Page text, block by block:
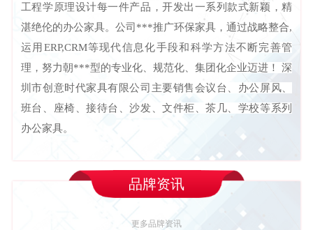
工程学原理设计每一件产品，开发出一系列款式新颖，精
湛绝伦的办公家具。公司***推广环保家具，通过战略整合,
运用ERP,CRM等现代信息化手段和科学方法不断完善管
理，努力朝***型的专业化、规范化、集团化企业迈进！深
圳市创意时代家具有限公司主要销售会议台、办公屏风、
班台、座椅、接待台、沙发、文件柜、茶几、学校等系列
办公家具。
品牌资讯
更多品牌资讯